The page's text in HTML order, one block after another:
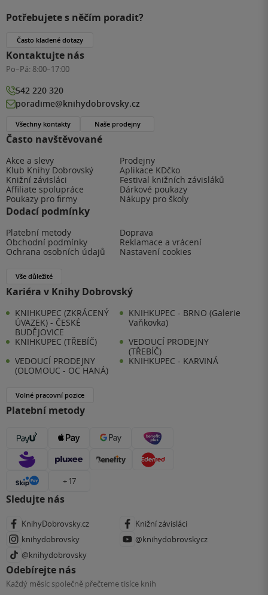
Často navštěvované
Akce a slevy
Prodejny
Klub Knihy Dobrovský
Aplikace KDčko
Knižní závisláci
Festival knižních závisláků
Affiliate spolupráce
Dárkové poukazy
Poukazy pro firmy
Nákupy pro školy
Dodací podmínky
Platební metody
Doprava
Obchodní podmínky
Reklamace a vrácení
Ochrana osobních údajů
Nastavení cookies
Vše důležité
Kariéra v Knihy Dobrovský
KNIHKUPEC (ZKRÁCENÝ
ÚVAZEK) - ČESKÉ
BUDĚJOVICE
KNIHKUPEC - BRNO (Galerie
Vaňkovka)
KNIHKUPEC (TŘEBÍČ)
VEDOUCÍ PRODEJNY
(TŘEBÍČ)
VEDOUCÍ PRODEJNY
(OLOMOUC - OC HANÁ)
KNIHKUPEC - KARVINÁ
Volné pracovní pozice
Platební metody
+ 17
Sledujte nás
KnihyDobrovsky.cz
Knižní závisláci
knihydobrovsky
@knihydobrovskycz
@knihydobrovsky
Odebírejte nás
Každý měsíc společně přečteme tisíce knih
Potřebujete s něčím poradit?
Často kladené dotazy
Kontaktujte nás
Po–Pá: 8:00–17:00
542 220 320
poradime@knihydobrovsky.cz
Všechny kontakty Naše prodejny